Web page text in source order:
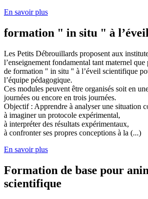
En savoir plus
formation " in situ " à
Les Petits Débrouillards proposent aux
l’enseignement fondamental tant maternel
de formation " in situ " à l’éveil scientifique
l’équipe pédagogique.
Ces modules peuvent être organisés soit en
journées ou encore en trois journées.
Objectif : Apprendre à analyser une situation
à imaginer un protocole expérimental,
à interpréter des résultats expérimentaux,
à confronter ses propres conceptions à la (...)
En savoir plus
Formation de base pour
scientifique